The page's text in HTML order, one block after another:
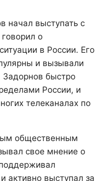
начал выступать с
о
в России. Его
и вызывали
Задорнов быстро
России, и
телеканалах по
общественным
свое мнение о
активно выступал за